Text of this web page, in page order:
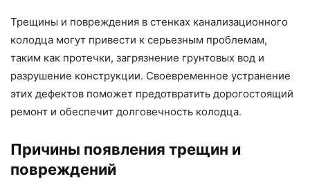
Трещины и повреждения в стенках канализационного
колодца могут привести к серьезным проблемам,
таким как протечки, загрязнение грунтовых вод и
разрушение конструкции. Своевременное устранение
этих дефектов поможет предотвратить дорогостоящий
ремонт и обеспечит долговечность колодца.
Причины появления трещин и
повреждений